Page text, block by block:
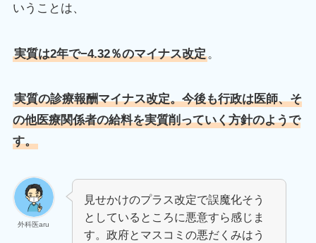
いうことは、
実質は2年で−4.32％のマイナス改定。
実質の診療報酬マイナス改定。今後も行政は医師、そ
の他医療関係者の給料を実質削っていく方針のようで
す。
外科医aru
見せかけのプラス改定で誤魔化そう
としているところに悪意すら感じま
す。政府とマスコミの悪だくみはう